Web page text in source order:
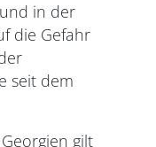
in der
die Gefahr
seit dem
gilt